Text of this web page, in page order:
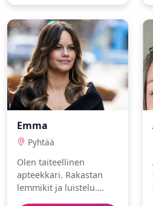
Emma
Pyhtää
Olen taiteellinen
apteekkari. Rakastan
lemmikit ja luistelu.